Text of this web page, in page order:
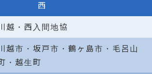
西
越・西入間地協
越市・坂戸市・鶴ヶ島市・毛呂山
・越生町